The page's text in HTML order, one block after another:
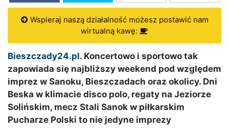
Wspieraj naszą działalność możesz postawić nam
wirtualną kawę:
Bieszczady24.pl. Koncertowo i sportowo tak
zapowiada się najbliższy weekend pod względem
imprez w Sanoku, Bieszczadach oraz okolicy. Dni
Beska w klimacie disco polo, regaty na Jeziorze
Solińskim, mecz Stali Sanok w piłkarskim
Pucharze Polski to nie jedyne imprezy